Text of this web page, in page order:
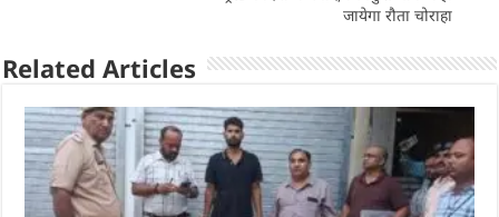
जायेगा रौता चोराहा
Related Articles